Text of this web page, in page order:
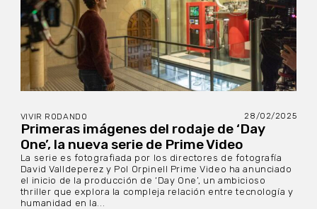
VIVIR RODANDO 28/02/2025
Primeras imágenes del rodaje de ‘Day
One’, la nueva serie de Prime Video
La serie es fotografiada por los directores de fotografía
David Valldeperez y Pol Orpinell Prime Video ha anunciado
el inicio de la producción de ‘Day One’, un ambicioso
thriller que explora la compleja relación entre tecnología y
humanidad en la...